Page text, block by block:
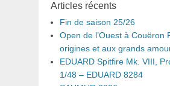
Articles récents
Fin de saison 25/26
Open de l’Ouest à Couëron
origines et aux grands
EDUARD Spitfire Mk. VIII,
1/48 – EDUARD 8284